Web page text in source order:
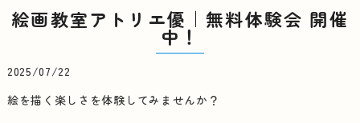
絵画教室アトリエ優｜無料体験会 開催
中！
2025/07/22
絵を描く楽しさを体験してみませんか？